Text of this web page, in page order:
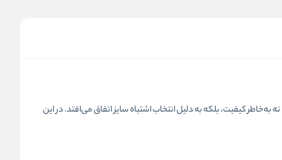
کیفیت، بلکه به دلیل انتخاب اشتباه سایز اتفاق می‌افتد. در این